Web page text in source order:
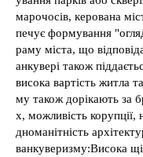
марочосів, керована
печує формування
раму міста, що
анкувері також
висока вартість житла
му також дорікають за
х, можливість корупції,
дноманітність
ванкуверизму:Висока